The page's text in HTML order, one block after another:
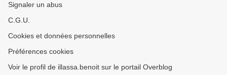
Signaler un abus
C.G.U.
Cookies et données personnelles
Préférences cookies
Voir le profil de illassa.benoit sur le portail Overblog